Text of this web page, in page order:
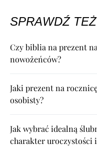
SPRAWDŹ TEŻ
Czy biblia na prezent
nowożeńców?
Jaki prezent na
osobisty?
Jak wybrać idealną
charakter uroczystości